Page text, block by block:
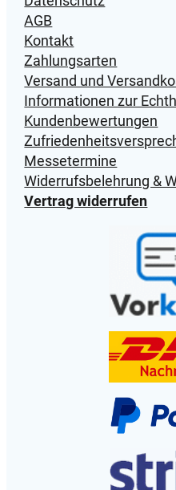
AGB
Kontakt
Zahlungsarten
Versand und
Informationen zur
Kundenbewertungen
Messetermine
Widerrufsbelehrung &
Vertrag widerrufen